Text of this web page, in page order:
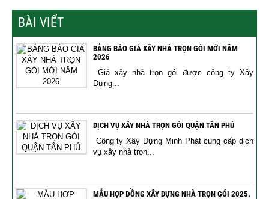
BÀI VIẾT
BẢNG BÁO GIÁ XÂY NHÀ TRỌN GÓI MỚI NĂM
2026
Giá xây nhà trọn gói được công ty Xây
Dựng...
DỊCH VỤ XÂY NHÀ TRỌN GÓI QUẬN TÂN PHÚ
Công ty Xây Dựng Minh Phát cung cấp dịch
vụ xây nhà trọn...
MẪU HỢP ĐỒNG XÂY DỰNG NHÀ TRỌN GÓI 2025.